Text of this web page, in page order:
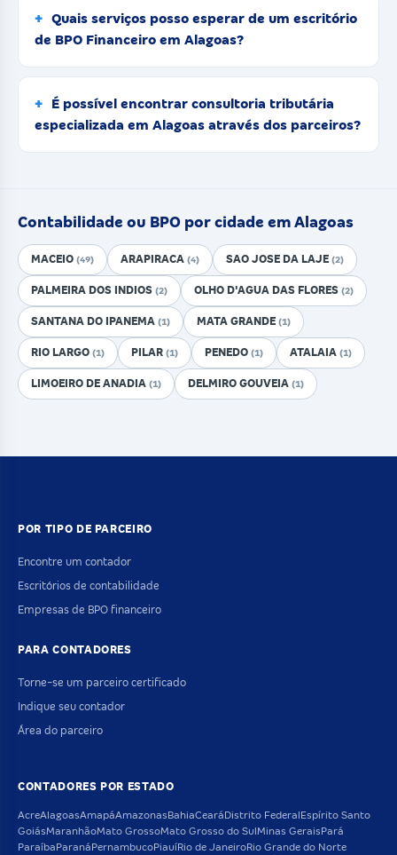
Quais serviços posso esperar de um escritório
de BPO Financeiro em Alagoas?
É possível encontrar consultoria tributária
especializada em Alagoas através dos parceiros?
Contabilidade ou BPO por cidade em Alagoas
MACEIO (49) ARAPIRACA (4) SAO JOSE DA LAJE (2)
PALMEIRA DOS INDIOS (2) OLHO D'AGUA DAS FLORES (2)
SANTANA DO IPANEMA (1) MATA GRANDE (1)
RIO LARGO (1) PILAR (1) PENEDO (1) ATALAIA (1)
LIMOEIRO DE ANADIA (1) DELMIRO GOUVEIA (1)
POR TIPO DE PARCEIRO
Encontre um contador
Escritórios de contabilidade
Empresas de BPO financeiro
PARA CONTADORES
Torne-se um parceiro certificado
Indique seu contador
Área do parceiro
CONTADORES POR ESTADO
AcreAlagoasAmapáAmazonasBahiaCearáDistrito FederalEspírito Santo
GoiásMaranhãoMato GrossoMato Grosso do SulMinas GeraisPará
ParaíbaParanáPernambucoPiauíRio de JaneiroRio Grande do Norte